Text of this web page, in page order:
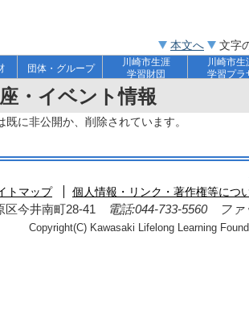
本文へ 文字
団体・グループ
川崎市生涯
学習財団
川崎市生
学習プラ
・イベント情報
に非公開か、削除されています。
トマップ
個人情報・リンク・著作権等につ
区今井南町28-41 電話:044-733-5560 ファ
Copyright(C) Kawasaki Lifelong Learning